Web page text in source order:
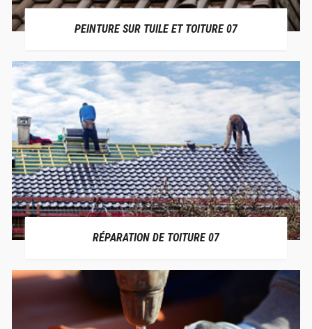
PEINTURE SUR TUILE ET TOITURE 07
RÉPARATION DE TOITURE 07